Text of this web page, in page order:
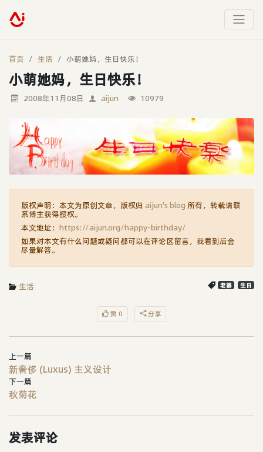
首页 生活 小萌她妈，生日快乐！
小萌她妈，生日快乐！
2008年11月08日 aijun 10979
版权声明：本文为原创文章，版权归 aijun's blog 所有，转载请联
系博主获得授权。
本文地址： https://aijun.org/happy-birthday/
如果对本文有什么问题或疑问都可以在评论区留言，我看到后会
尽量解答。
生活 老婆 生日
赞 0 分享
上一篇
新奢侈 (Luxus) 主义设计
下一篇
秋菊花
发表评论